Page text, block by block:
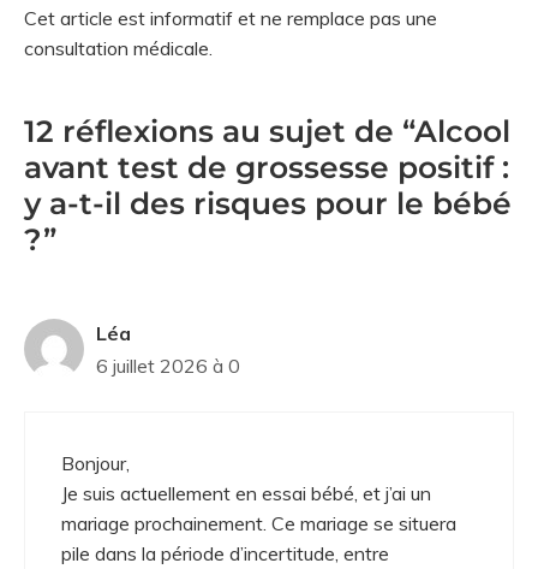
Cet article est informatif et ne remplace pas une
consultation médicale.
12 réflexions au sujet de “Alcool
avant test de grossesse positif :
y a-t-il des risques pour le bébé
?”
Léa
6 juillet 2026 à 0
Bonjour,
Je suis actuellement en essai bébé, et j’ai un
mariage prochainement. Ce mariage se situera
pile dans la période d’incertitude, entre